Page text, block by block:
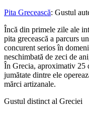
Pita Grecească: Gustul
Încă din primele zile ale
pita grecească a parcurs
concurent serios în
neschimbată de zeci de
În Grecia, aproximativ 25
jumătate dintre ele
mărci artizanale.
Gustul distinct al Greciei